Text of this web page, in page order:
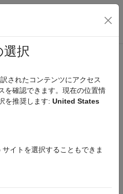
ナビゲーション メ
択
されたコンテンツにアクセス
を確認できます。現在の位置情
を推奨します: United States
イトを選択することもできま